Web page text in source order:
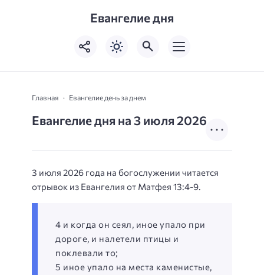
Евангелие дня
Главная Евангелие день за днем
Евангелие дня на 3 июля 2026
3 июля 2026 года на богослужении читается
отрывок из Евангелия от Матфея 13:4-9.
4 и когда он сеял, иное упало при
дороге, и налетели птицы и
поклевали то;
5 иное упало на места каменистые,